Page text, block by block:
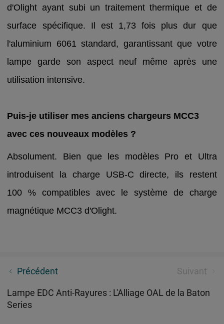
d'Olight ayant subi un traitement thermique et de
surface spécifique. Il est 1,73 fois plus dur que
l'aluminium 6061 standard, garantissant que votre
lampe garde son aspect neuf même après une
utilisation intensive.
Puis-je utiliser mes anciens chargeurs MCC3
avec ces nouveaux modèles ?
Absolument. Bien que les modèles Pro et Ultra
introduisent la charge USB-C directe, ils restent
100 % compatibles avec le système de charge
magnétique MCC3 d'Olight.
Précédent Suivant
Randonnée et Bivouac : L'avantage du faisceau
Lampe EDC Anti-Rayures : L'Alliage OAL de la Baton
Series